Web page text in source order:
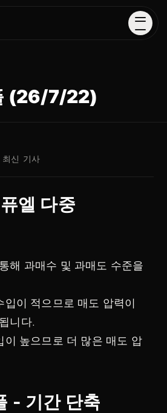
(26/7/22)
최신 기사
엘 다중
해 과매수 및 과매도 수준을
입이 적으므로 매도 압력이
니다.
이 높으므로 더 많은 매도 압
- 기간 단축